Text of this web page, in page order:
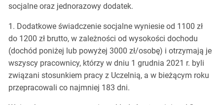
socjalne oraz jednorazowy dodatek.
1. Dodatkowe świadczenie socjalne wyniesie od 1100 zł
do 1200 zł brutto, w zależności od wysokości dochodu
(dochód poniżej lub powyżej 3000 zł/osobę) i otrzymają je
wszyscy pracownicy, którzy w dniu 1 grudnia 2021 r. byli
związani stosunkiem pracy z Uczelnią, a w bieżącym roku
przepracowali co najmniej 183 dni.